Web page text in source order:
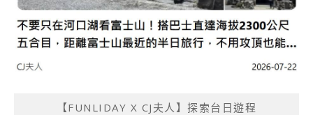
【FUNLIDAY X CJ夫人】探索台日遊程